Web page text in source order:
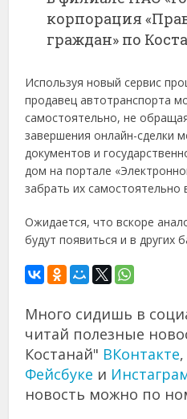
корпорация
граждан» по
Используя новый сервис
продавец автотранспорта
самостоятельно, не
завершения онлайн-сделки
документов и
дом на портале
забрать их
Ожидается, что вскоре
будут появиться и в других
Много сидишь в
читай полезные
Костанай" ВКонтакте
Фейсбуке и
новость можно по